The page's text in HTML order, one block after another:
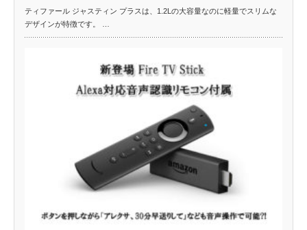
ティファール ジャスティン プラスは、1.2Lの大容量なのに軽量でスリムな
デザインが特徴です。 …